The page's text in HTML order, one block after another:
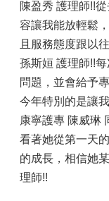
陳盈秀 護理師!!
容讓我能放輕鬆
且服務態度跟以
孫斯姮 護理師!!
問題，並會給予
今年特別的是讓
康寧護專 陳威琳
看著她從第一天
的成長，相信她
理師!!